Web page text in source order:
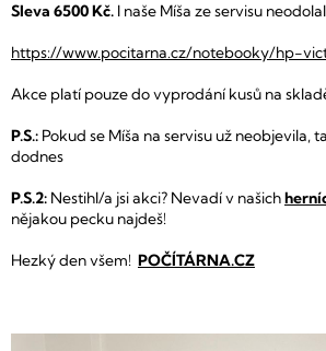
Sleva 6500 Kč. I naše Míša ze servisu
https://www.pocitarna.cz/notebooky/hp-
Akce platí pouze do vyprodání kusů na
P.S.: Pokud se Míša na servisu už neobjevila,
dodnes
P.S.2: Nestihl/a jsi akci? Nevadí v našich
nějakou pecku najdeš!
Hezký den všem! POČÍTÁRNA.CZ